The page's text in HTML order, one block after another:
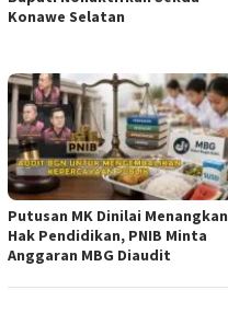
Konawe Selatan
Putusan MK Dinilai Menangkan
Hak Pendidikan, PNIB Minta
Anggaran MBG Diaudit